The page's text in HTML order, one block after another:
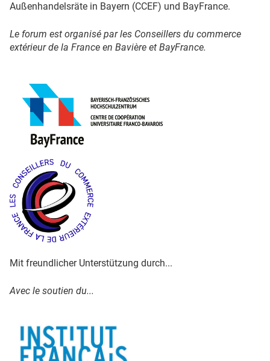
Außenhandelsräte in Bayern (CCEF) und BayFrance.
Le forum est organisé par les Conseillers du commerce
extérieur de la France en Bavière et BayFrance.
Mit freundlicher Unterstützung durch...
Avec le soutien du...